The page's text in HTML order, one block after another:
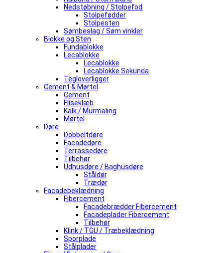
Nedstøbning / Stolpefod
Stolpefødder
Stolpesten
Sømbeslag / Søm vinkler
Blokke og Sten
Fundablokke
Lecablokke
Lecablokke
Lecablokke Sekunda
Tegloverligger
Cement & Mørtel
Cement
Fliseklæb
Kalk / Murmaling
Mørtel
Døre
Dobbeltdøre
Facadedøre
Terrassedøre
Tilbehør
Udhusdøre / Baghusdøre
Ståldør
Trædør
Facadebeklædning
Fibercement
Facadebrædder Fibercement
Facadeplader Fibercement
Tilbehør
Klink / TGU / Træbeklædning
Sporplade
Stålplader